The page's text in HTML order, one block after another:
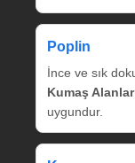
Poplin
İnce ve sık
Kumaş Alanlar
uygundur.